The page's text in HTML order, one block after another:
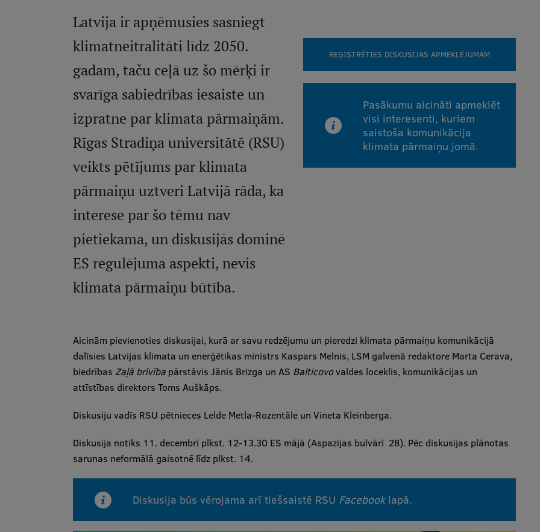
Latvija ir apņēmusies sasniegt
klimatneitralitāti līdz 2050.
gadam, taču ceļā uz šo mērķi ir
svarīga sabiedrības iesaiste un
izpratne par klimata pārmaiņām.
Rīgas Stradiņa universitātē (RSU)
veikts pētījums par klimata
pārmaiņu uztveri Latvijā rāda, ka
interese par šo tēmu nav
pietiekama, un diskusijās dominē
ES regulējuma aspekti, nevis
klimata pārmaiņu būtība.
REĢISTRĒTIES DISKUSIJAS APMEKLĒJUMAM
Pasākumu aicināti apmeklēt
visi interesenti, kuriem
saistoša komunikācija
klimata pārmaiņu jomā.
Aicinām pievienoties diskusijai, kurā ar savu redzējumu un pieredzi klimata pārmaiņu komunikācijā
dalīsies Latvijas klimata un enerģētikas ministrs Kaspars Melnis, LSM galvenā redaktore Marta Cerava,
biedrības Zaļā brīvībapārstāvis Jānis Brizga un AS Balticovovaldes loceklis, komunikācijas un
attīstības direktors Toms Auškāps.
Diskusiju vadīs RSU pētnieces Lelde Metla-Rozentāle un Vineta Kleinberga.
Diskusija notiks 11. decembrī plkst. 12-13.30 ES mājā (Aspazijas bulvārī 28). Pēc diskusijas plānotas
sarunas neformālā gaisotnē līdz plkst. 14.
Diskusija būs vērojama arī tiešsaistē RSU Facebooklapā.